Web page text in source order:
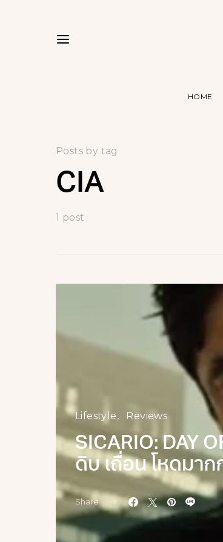
HOME
Posts by tag
CIA
1 post
Lifestyle Reviews
SICARIO: DAY
ดิบ เถื่อน โหดมาก
Share